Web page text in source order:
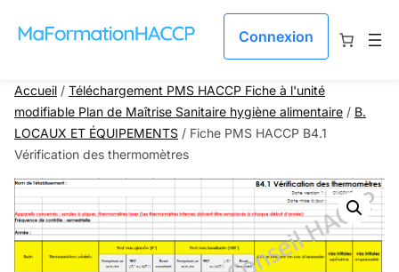
Connexion
Accueil / Téléchargement PMS HACCP Fiche à l'unité
modifiable Plan de Maîtrise Sanitaire hygiène alimentaire / B.
LOCAUX ET ÉQUIPEMENTS / Fiche PMS HACCP B4.1
Vérification des thermomètres